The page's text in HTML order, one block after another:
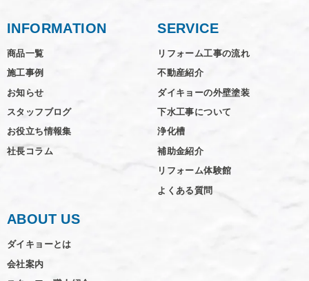
INFORMATION
商品一覧
施工事例
お知らせ
スタッフブログ
お役立ち情報集
社長コラム
SERVICE
リフォーム工事の流れ
不動産紹介
ダイキョーの外壁塗装
下水工事について
浄化槽
補助金紹介
リフォーム体験館
よくある質問
ABOUT US
ダイキョーとは
会社案内